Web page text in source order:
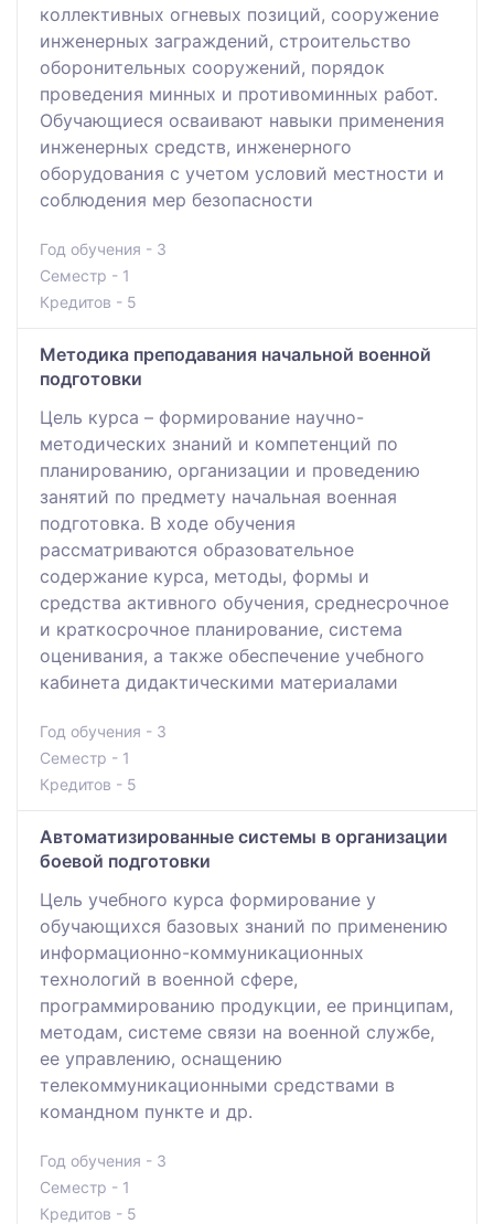
коллективных огневых позиций, сооружение
инженерных заграждений, строительство
оборонительных сооружений, порядок
проведения минных и противоминных работ.
Обучающиеся осваивают навыки применения
инженерных средств, инженерного
оборудования с учетом условий местности и
соблюдения мер безопасности
Год обучения - 3
Семестр - 1
Кредитов - 5
Методика преподавания начальной военной
подготовки
Цель курса – формирование научно-
методических знаний и компетенций по
планированию, организации и проведению
занятий по предмету начальная военная
подготовка. В ходе обучения
рассматриваются образовательное
содержание курса, методы, формы и
средства активного обучения, среднесрочное
и краткосрочное планирование, система
оценивания, а также обеспечение учебного
кабинета дидактическими материалами
Год обучения - 3
Семестр - 1
Кредитов - 5
Автоматизированные системы в организации
боевой подготовки
Цель учебного курса формирование у
обучающихся базовых знаний по применению
информационно-коммуникационных
технологий в военной сфере,
программированию продукции, ее принципам,
методам, системе связи на военной службе,
ее управлению, оснащению
телекоммуникационными средствами в
командном пункте и др.
Год обучения - 3
Семестр - 1
Кредитов - 5